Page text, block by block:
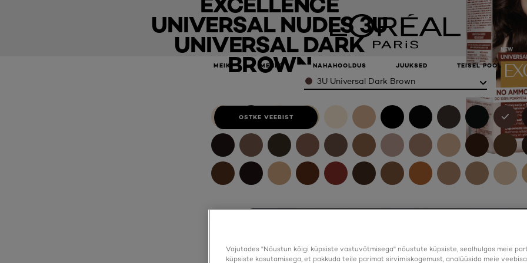
MEIK MEHED NAHAHOOLDUS JUUKSED TEISEL POOL
UNIVERSAL NUDES 3U
UNIVERSAL DARK
BROWN
OSTKE VEEBIST
Color3U Universal Dark Brown
Crème Püsivärv Excellence Universal Nudes 3U Universal Dark Brown
Vajutades "Nõustun kõigi küpsiste vastuvõtmisega" nõustute küpsiste, sealhulgas meie
küpsiste kasutamisega, et pakkuda teile parimat sirvimiskogemust, analüüsida meie